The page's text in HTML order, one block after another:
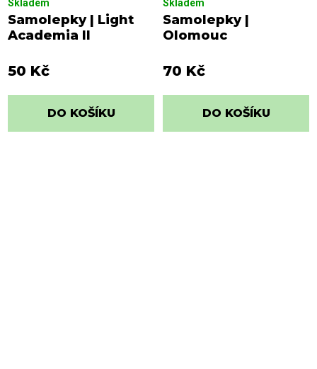
Samolepky | Light
Academia II
Skladem
50 Kč
DO KOŠÍKU
Samolepky |
Olomouc
Skladem
70 Kč
DO KOŠÍKU